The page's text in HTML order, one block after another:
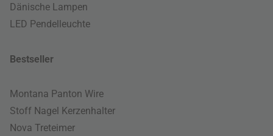
Dänische Lampen
LED Pendelleuchte
Bestseller
Montana Panton Wire
Stoff Nagel Kerzenhalter
Nova Treteimer